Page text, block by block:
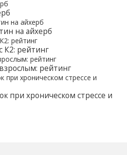
на айхерб
рейтинг
рейтинг
при хроническом стрессе и